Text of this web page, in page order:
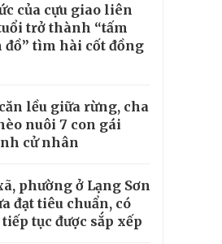
của cựu giao liên
trở thành “tấm
đồ” tìm hài cốt đồng
lều giữa rừng, cha
nuôi 7 con gái
cử nhân
phường ở Lạng Sơn
đạt tiêu chuẩn, có
tục được sắp xếp